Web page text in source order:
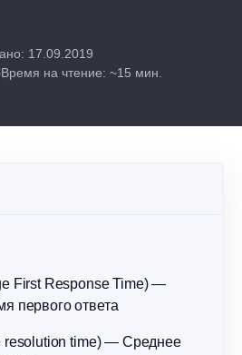
17.09.2019
Время на чтение: ~15 мин.
First Response Time) —
первого ответа
resolution time) — Среднее